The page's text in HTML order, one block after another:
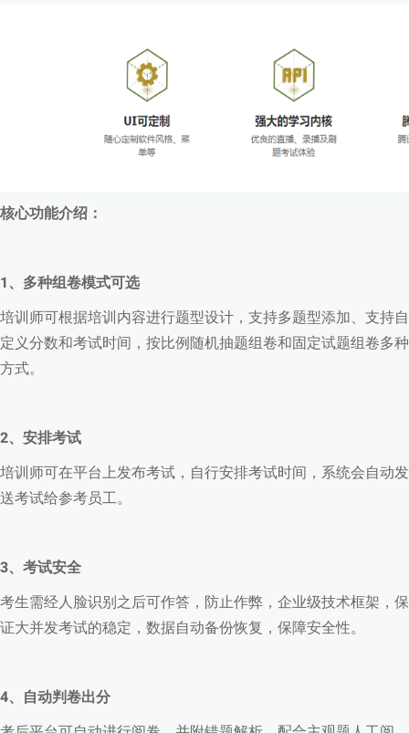
核心功能介绍：
1、多种组卷模式可选
培训师可根据培训内容进行题型设计，支持多题型添加、支持自
定义分数和考试时间，按比例随机抽题组卷和固定试题组卷多种
方式。
2、安排考试
培训师可在平台上发布考试，自行安排考试时间，系统会自动发
送考试给参考员工。
3、考试安全
考生需经人脸识别之后可作答，防止作弊，企业级技术框架，保
证大并发考试的稳定，数据自动备份恢复，保障安全性。
4、自动判卷出分